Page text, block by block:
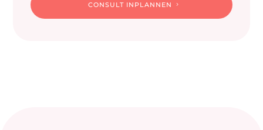
CONSULT INPLANNEN